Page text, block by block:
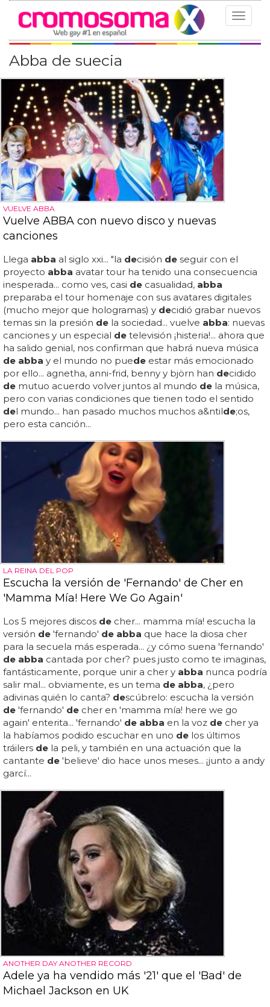
Toggle
Abba de suecia
VUELVE ABBA
Vuelve ABBA con nuevo disco y nuevas
canciones
Llega abba al siglo xxi... "la decisión de seguir con el
proyecto abba avatar tour ha tenido una consecuencia
inesperada... como ves, casi de casualidad, abba
preparaba el tour homenaje con sus avatares digitales
(mucho mejor que hologramas) y decidió grabar nuevos
temas sin la presión de la sociedad... vuelve abba: nuevas
canciones y un especial de televisión ¡histeria!... ahora que
ha salido genial, nos confirman que habrá nueva música
de abba y el mundo no puede estar más emocionado
por ello... agnetha, anni-frid, benny y björn han decidido
de mutuo acuerdo volver juntos al mundo de la música,
pero con varias condiciones que tienen todo el sentido
del mundo... han pasado muchos muchos a&ntilde;os,
pero esta canción...
LA REINA DEL POP
Escucha la versión de 'Fernando' de Cher en
'Mamma Mía! Here We Go Again'
Los 5 mejores discos de cher... mamma mía! escucha la
versión de 'fernando' de abba que hace la diosa cher
para la secuela más esperada... ¿y cómo suena 'fernando'
de abba cantada por cher? pues justo como te imaginas,
fantásticamente, porque unir a cher y abba nunca podría
salir mal... obviamente, es un tema de abba, ¿pero
adivinas quién lo canta? descúbrelo: escucha la versión
de 'fernando' de cher en 'mamma mía! here we go
again' enterita... 'fernando' de abba en la voz de cher ya
la habíamos podido escuchar en uno de los últimos
tráilers de la peli, y también en una actuación que la
cantante de 'believe' dio hace unos meses... ¡junto a andy
garcí...
ANOTHER DAY ANOTHER RECORD
Adele ya ha vendido más '21' que el 'Bad' de
Michael Jackson en UK